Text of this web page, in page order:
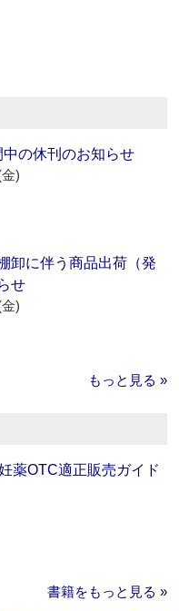
の休刊のお知らせ
)
卸に伴う商品出荷（発
せ
)
もっと見る »
薬OTC適正販売ガイド
書籍をもっと見る »